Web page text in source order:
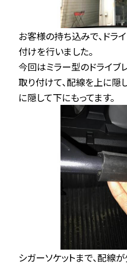
お客様の持ち込みで、ドラ
付けを行いました。
今回はミラー型のドライブ
取り付けて、配線を上に隠
に隠して下にもってます。
シガーソケットまで、配線